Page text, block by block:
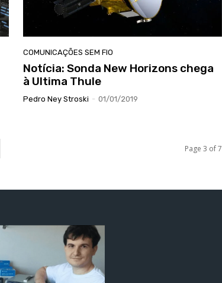
COMUNICAÇÕES SEM FIO
Notícia: Sonda New Horizons chega
à Ultima Thule
Pedro Ney Stroski - 01/01/2019
Page 3 of 7